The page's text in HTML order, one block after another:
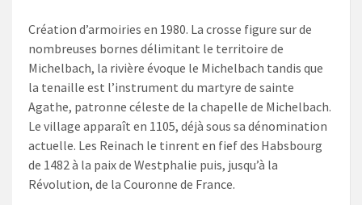
Création d’armoiries en 1980. La crosse figure sur de
nombreuses bornes délimitant le territoire de
Michelbach, la rivière évoque le Michelbach tandis que
la tenaille est l’instrument du martyre de sainte
Agathe, patronne céleste de la chapelle de Michelbach.
Le village apparaît en 1105, déjà sous sa dénomination
actuelle. Les Reinach le tinrent en fief des Habsbourg
de 1482 à la paix de Westphalie puis, jusqu’à la
Révolution, de la Couronne de France.